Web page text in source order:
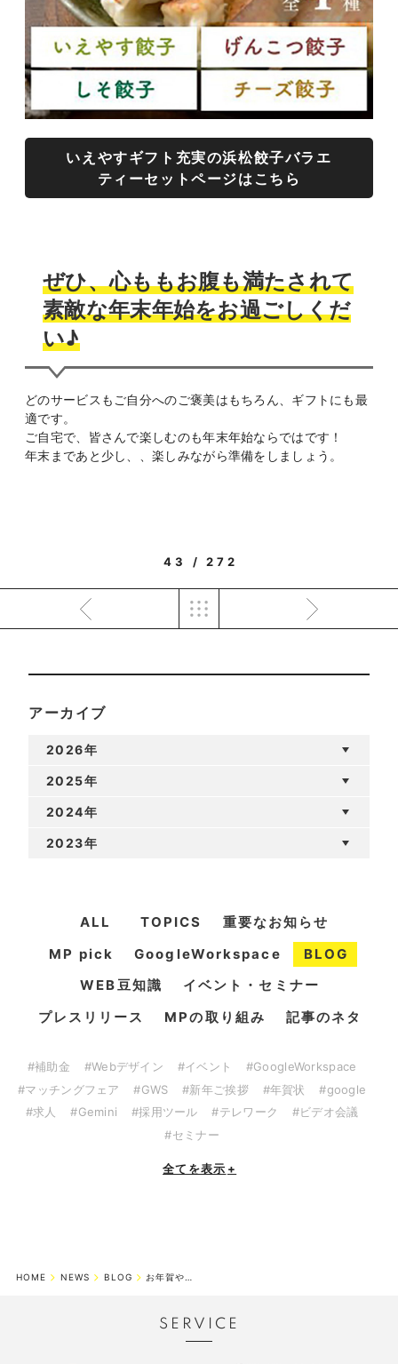
いえやすギフト充実の浜松餃子バラエ
ティーセットページはこちら
ぜひ、心ももお腹も満たされて
素敵な年末年始をお過ごしくだ
い♪
どのサービスもご自分へのご褒美はもちろん、ギフトにも最
適です。
ご自宅で、皆さんで楽しむのも年末年始ならではです！
年末まであと少し、、楽しみながら準備をしましょう。
43 / 272
アーカイブ
2026年
2025年
2024年
2023年
ALL TOPICS
重要なお知らせ
MP pick
GoogleWorkspace
BLOG
WEB豆知識
イベント・セミナー
プレスリリース
MPの取り組み 記事のネタ
#補助金 #Webデザイン #イベント
#GoogleWorkspace
#マッチングフェア
#GWS #新年ご挨拶 #年賀状
#google
#求人
#Gemini #採用ツール #テレワーク
#ビデオ会議
#セミナー
全てを表示 +
HOME NEWS BLOG お年賀やお歳暮の準備の時期ですね！2026年の年末年始のご準備に【ギフト編...
SERVICE